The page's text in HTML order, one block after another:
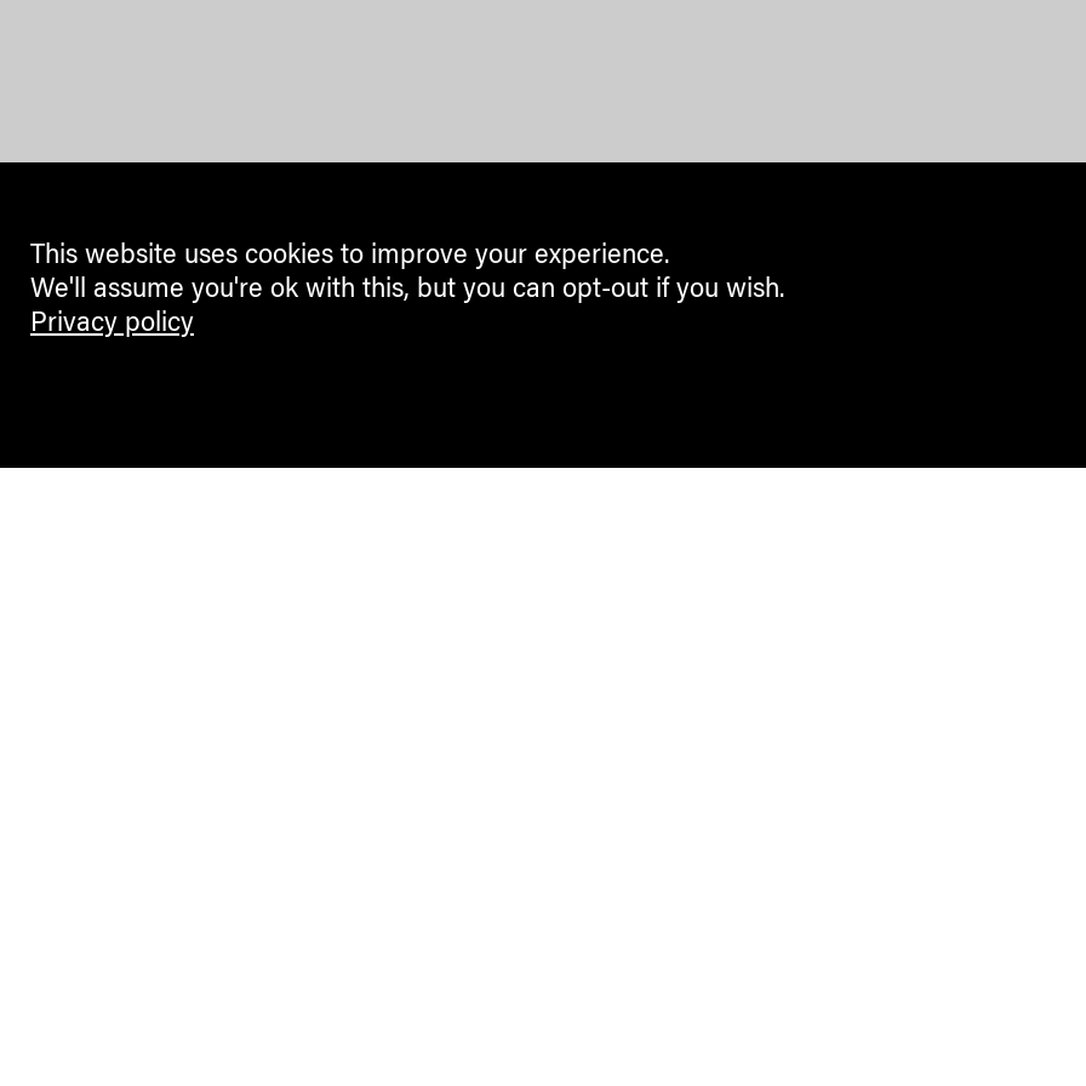
This website uses cookies to improve your experience.
We'll assume you're ok with this, but you can opt-out if you wish.
Privacy policy